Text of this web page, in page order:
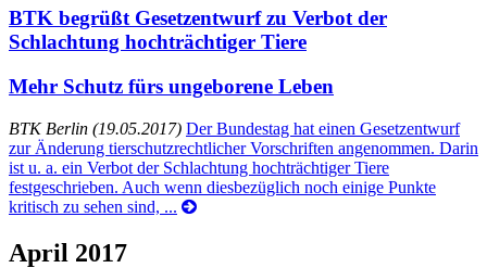
BTK begrüßt Gesetzentwurf zu Verbot der
Schlachtung hochträchtiger Tiere
Mehr Schutz fürs ungeborene Leben
BTK Berlin (19.05.2017) Der Bundestag hat einen Gesetzentwurf
zur Änderung tierschutzrechtlicher Vorschriften angenommen. Darin
ist u. a. ein Verbot der Schlachtung hochträchtiger Tiere
festgeschrieben. Auch wenn diesbezüglich noch einige Punkte
kritisch zu sehen sind, ...
April 2017